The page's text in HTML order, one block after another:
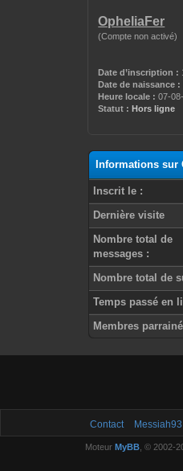
OpheliaFer
(Compte non activé)
Date d’inscription :
Date de naissance :
Heure locale : 07-
Statut : Hors ligne
Informations sur
Inscrit le :
Dernière visite
Nombre total de
messages :
Nombre total de
Temps passé en
Membres
Contact Messiah93
Moteur MyBB, © 2002-